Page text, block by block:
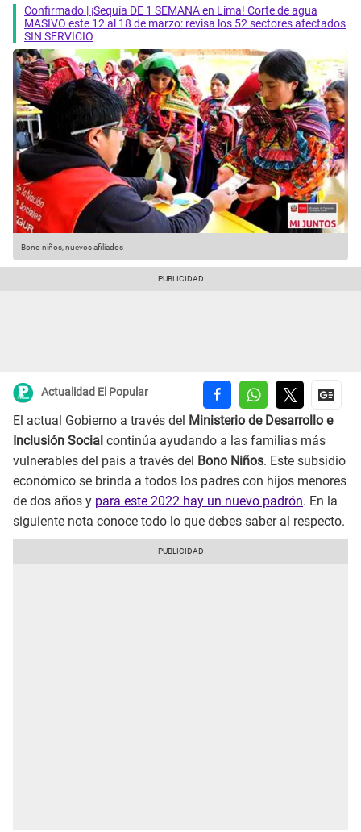
Confirmado | ¡Sequía DE 1 SEMANA en Lima! Corte de agua
MASIVO este 12 al 18 de marzo: revisa los 52 sectores afectados
SIN SERVICIO
Bono niños, nuevos afiliados
Actualidad El Popular
El actual Gobierno a través del Ministerio de Desarrollo e
Inclusión Social continúa ayudando a las familias más
vulnerables del país a través del Bono Niños. Este subsidio
económico se brinda a todos los padres con hijos menores
de dos años y para este 2022 hay un nuevo padrón. En la
siguiente nota conoce todo lo que debes saber al respecto.